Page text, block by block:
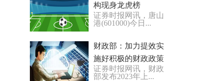
构现身龙虎榜
证券时报网讯，唐山
港(601000)今日...
财政部：加力提效实
施好积极的财政政策
加快地方政府专项债
证券时报网讯，财政
部发布2023年上...